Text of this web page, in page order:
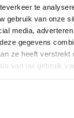
te
gebruik van onze
media,
gegevens
ze heeft verstrekt
van uw gebruik
veel adverteerders
sterk is in
DPG controle
Lees snel verder!